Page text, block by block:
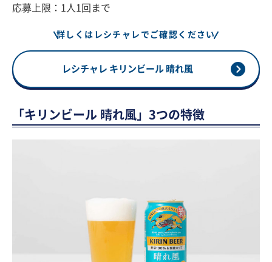
応募上限：1人1回まで
詳しくはレシチャレでご確認ください
レシチャレ キリンビール 晴れ風
「キリンビール 晴れ風」3つの特徴